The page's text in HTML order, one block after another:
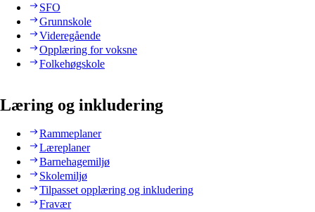
SFO
Grunnskole
Videregående
Opplæring for voksne
Folkehøgskole
Læring og inkludering
Rammeplaner
Læreplaner
Barnehagemiljø
Skolemiljø
Tilpasset opplæring og inkludering
Fravær